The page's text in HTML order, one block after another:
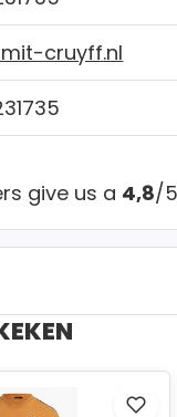
met iDeal,
vanaf €150
passen in onze
cruyff.nl
give us a 4,8/5